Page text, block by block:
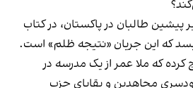
طالبان در پاکستان، در کتاب
که این جریان «نتیجه ظلم» است.
کرده که ملا عمر از یک مدرسه در
مجاهدین و بقایای حزب